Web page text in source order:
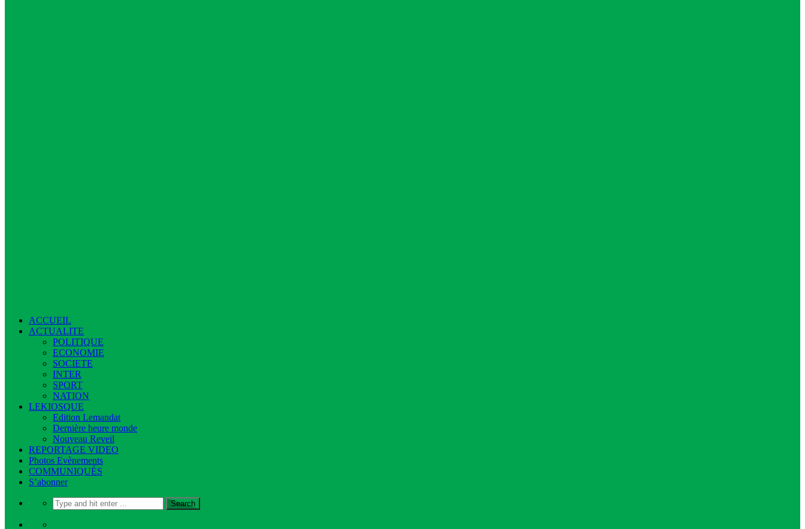
ACCUEIL
ACTUALITE
POLITIQUE
ECONOMIE
SOCIETE
INTER
SPORT
NATION
LEKIOSQUE
Edition Lemandat
Dernière heure monde
Nouveau Reveil
REPORTAGE VIDEO
Photos Evènements
COMMUNIQUÉS
S’abonner